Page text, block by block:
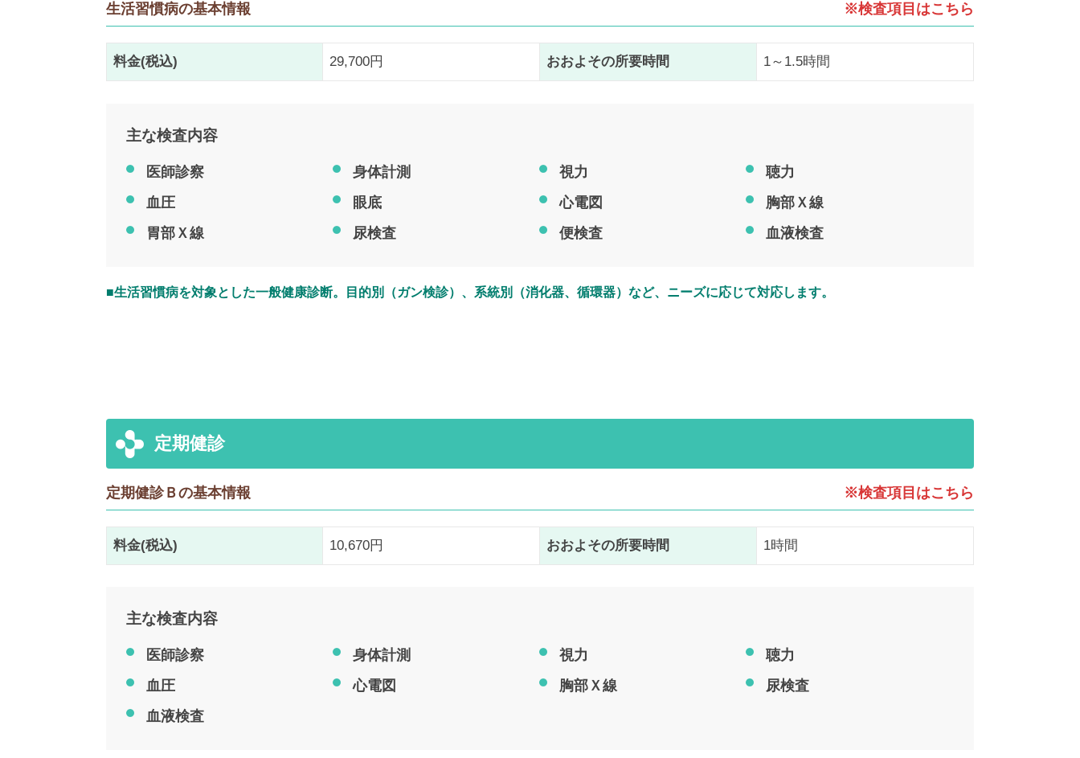
生活習慣病の基本情報 ※検査項目はこちら
料金(税込) 29,700円 おおよその所要時間 1～1.5時間
主な検査内容
医師診察 身体計測 視力
聴力
血圧
眼底 心電図
胸部Ｘ線
胃部Ｘ線
尿検査 便検査 血液検査
■生活習慣病を対象とした一般健康診断。目的別（ガン検診）、系統別（消化器、循環器）など、ニーズに応じて対応します。
定期健診
定期健診Ｂの基本情報 ※検査項目はこちら
料金(税込) 10,670円 おおよその所要時間 1時間
主な検査内容
医師診察 身体計測 視力
聴力
血圧
心電図 胸部Ｘ線
尿検査
血液検査